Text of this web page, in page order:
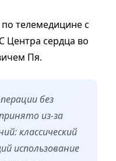
телемедицине с
Центра сердца во
Пя.
без
из-за
классический
использование